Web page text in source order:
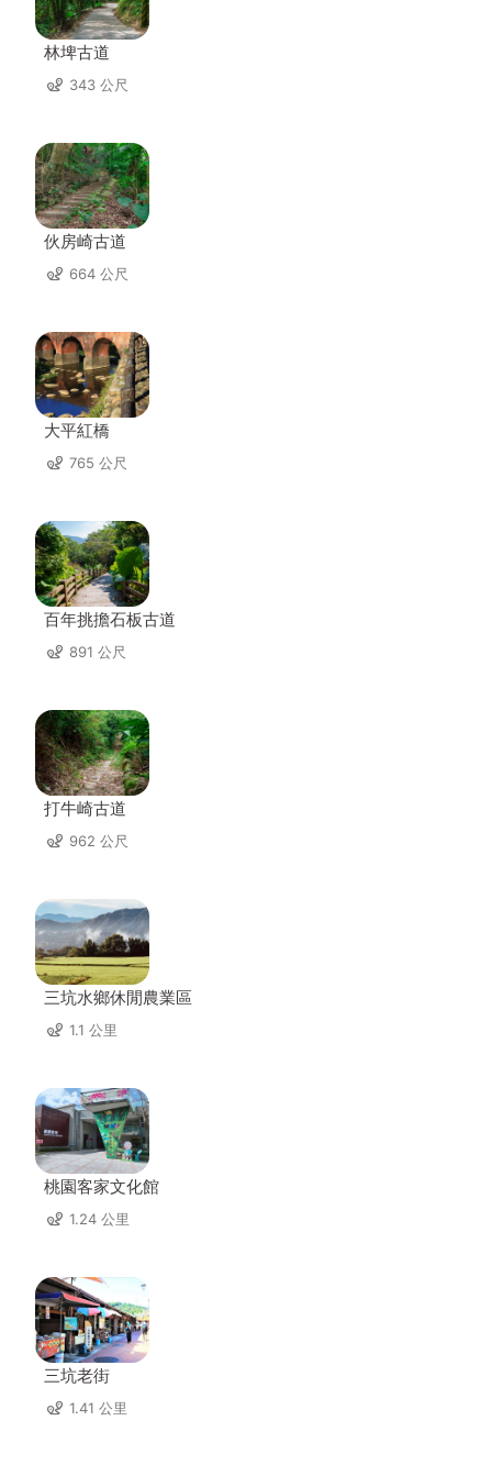
林埤古道
343 公尺
伙房崎古道
664 公尺
大平紅橋
765 公尺
百年挑擔石板古道
891 公尺
打牛崎古道
962 公尺
三坑水鄉休閒農業區
1.1 公里
桃園客家文化館
1.24 公里
三坑老街
1.41 公里